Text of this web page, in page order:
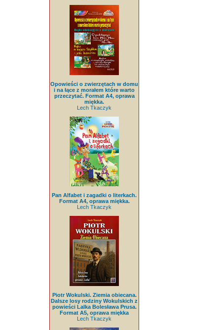
Opowieści o zwierzętach w domu
i na łące z morałem które warto
przeczytać. Format A4, oprawa
miękka.
Lech Tkaczyk
Pan Alfabet i zagadki o literkach.
Format A4, oprawa miękka.
Lech Tkaczyk
Piotr Wokulski. Ziemia obiecana.
Dalsze losy rodziny Wokulskich z
powieści Lalka Bolesława Prusa.
Format A5, oprawa miękka
Lech Tkaczyk